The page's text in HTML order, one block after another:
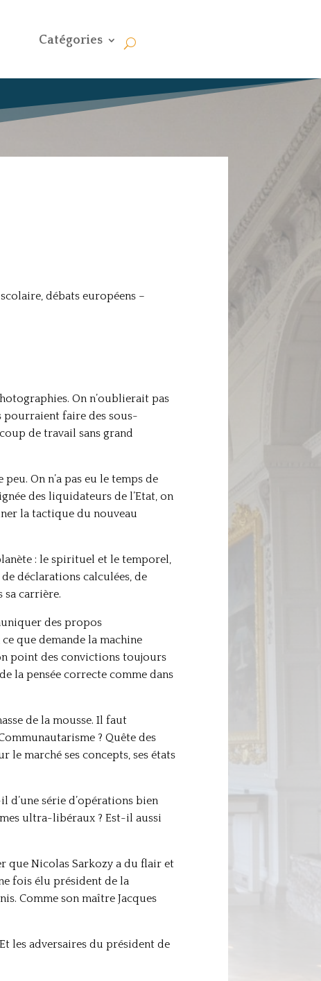
Catégories
débats européens –
On n’oublierait pas
pourraient faire des sous-
de travail sans grand
On n’a pas eu le temps de
des liquidateurs de l’Etat, on
la tactique du nouveau
: le spirituel et le temporel,
déclarations calculées, de
sa carrière.
des propos
que demande la machine
point des convictions toujours
la pensée correcte comme dans
de la mousse. Il faut
? Quête des
le marché ses concepts, ses états
d’une série d’opérations bien
ultra-libéraux ? Est-il aussi
que Nicolas Sarkozy a du flair et
fois élu président de la
Comme son maître Jacques
les adversaires du président de